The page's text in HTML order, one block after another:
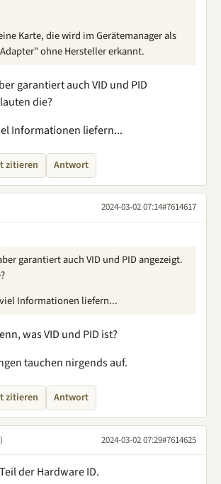
Karte, die wird im Gerätemanager als
ohne Hersteller erkannt.
garantiert auch VID und PID
die?
Informationen liefern...
zitieren Antwort
2024-03-02 07:14#7614617
garantiert auch VID und PID angezeigt.
Informationen liefern...
was VID und PID ist?
tauchen nirgends auf.
zitieren Antwort
2024-03-02 07:29#7614625
der Hardware ID.